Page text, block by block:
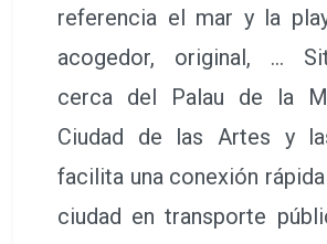
Desde 2015 el hotel
de las Artes forma parte
cadena, y su diseño ha
por las obras de los
contemporáneos que